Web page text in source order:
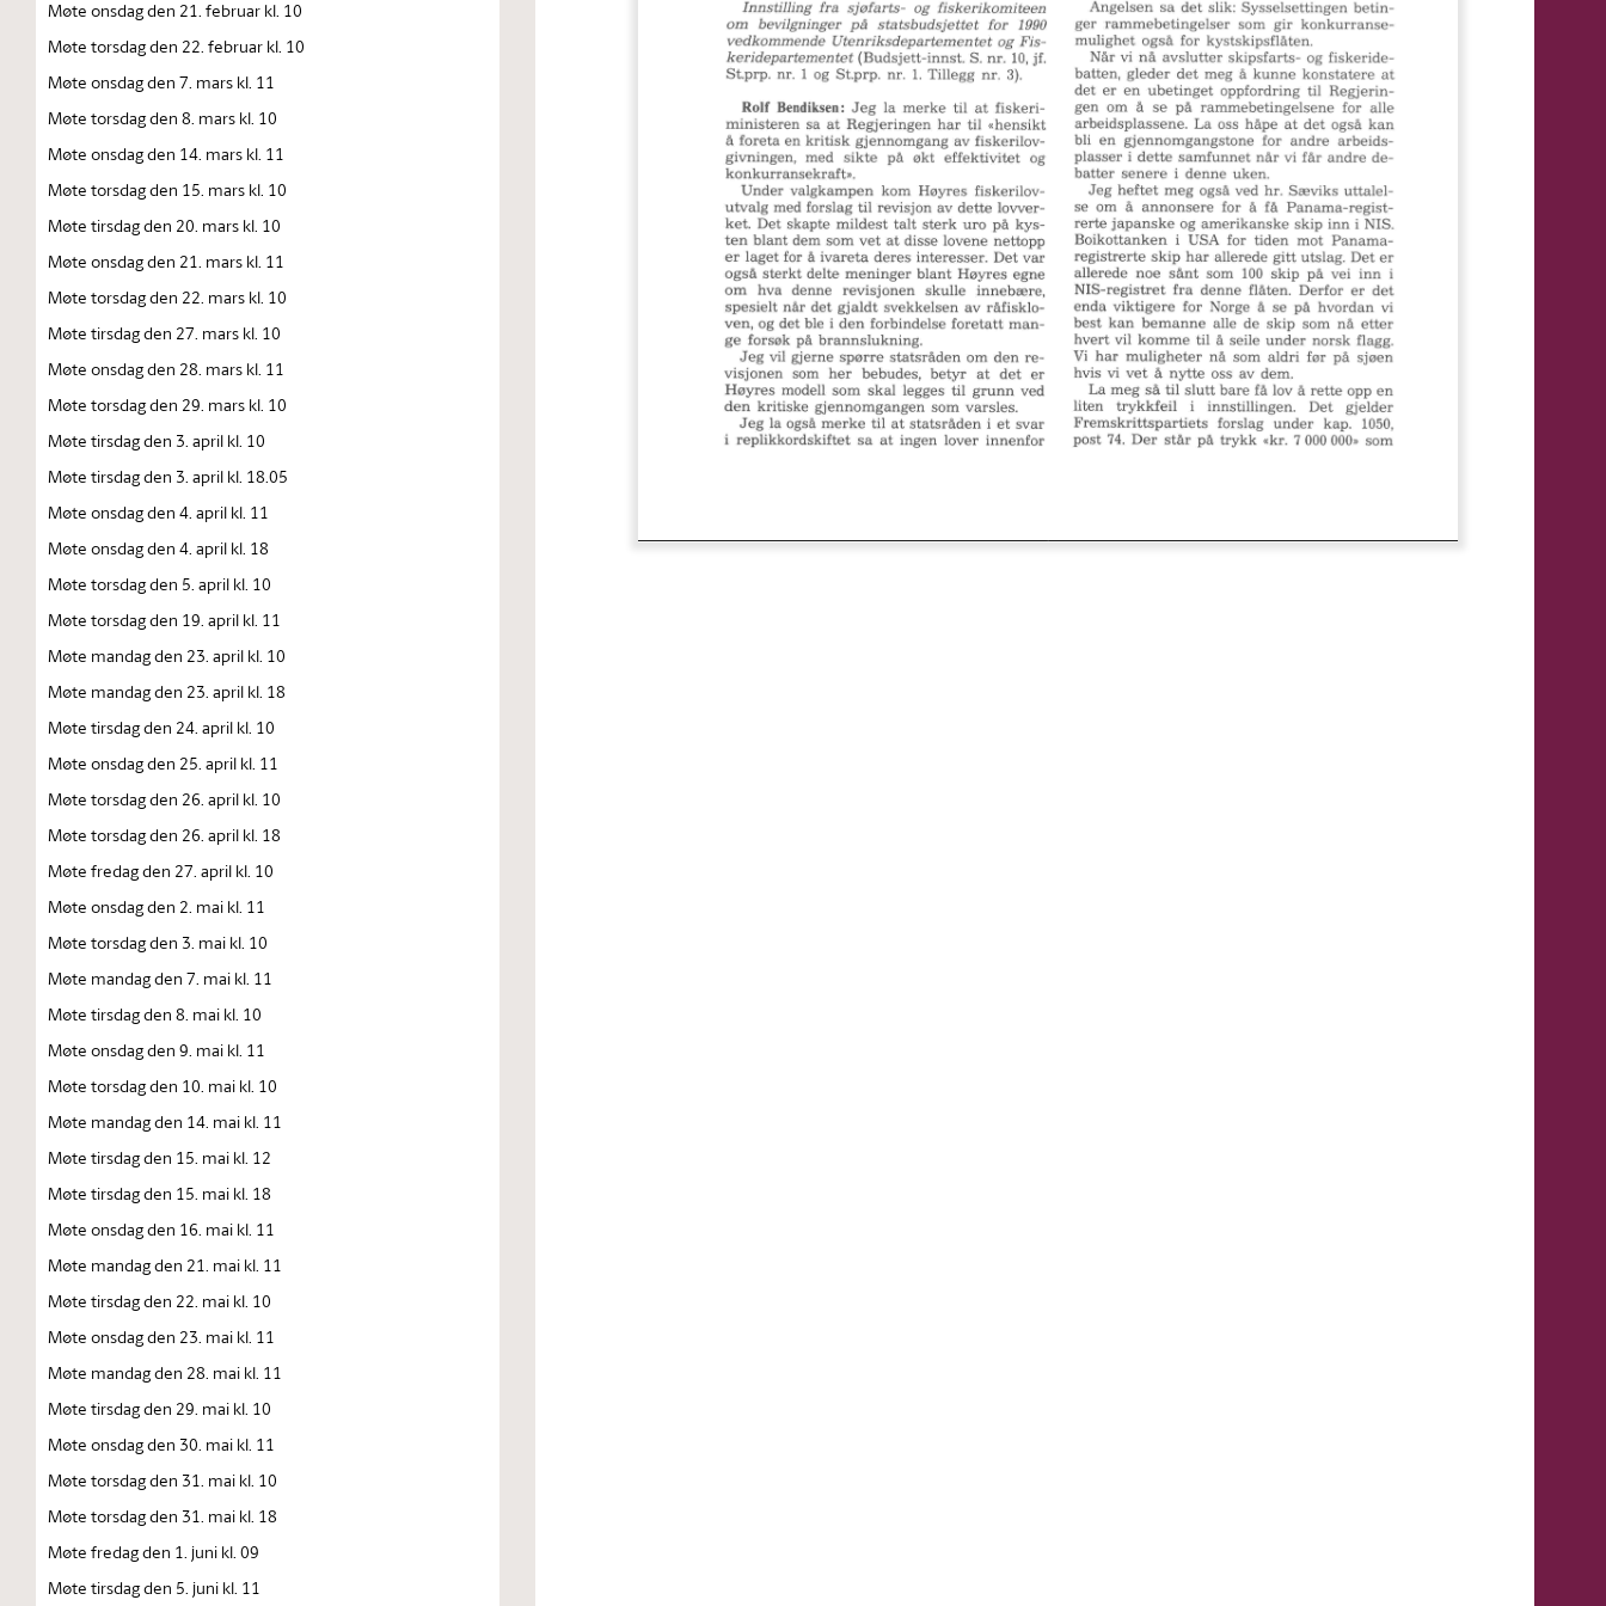
Møte onsdag den 21. februar kl. 10
Møte torsdag den 22. februar kl. 10
Møte onsdag den 7. mars kl. 11
Møte torsdag den 8. mars kl. 10
Møte onsdag den 14. mars kl. 11
Møte torsdag den 15. mars kl. 10
Møte tirsdag den 20. mars kl. 10
Møte onsdag den 21. mars kl. 11
Møte torsdag den 22. mars kl. 10
Møte tirsdag den 27. mars kl. 10
Møte onsdag den 28. mars kl. 11
Møte torsdag den 29. mars kl. 10
Møte tirsdag den 3. april kl. 10
Møte tirsdag den 3. april kl. 18.05
Møte onsdag den 4. april kl. 11
Møte onsdag den 4. april kl. 18
Møte torsdag den 5. april kl. 10
Møte torsdag den 19. april kl. 11
Møte mandag den 23. april kl. 10
Møte mandag den 23. april kl. 18
Møte tirsdag den 24. april kl. 10
Møte onsdag den 25. april kl. 11
Møte torsdag den 26. april kl. 10
Møte torsdag den 26. april kl. 18
Møte fredag den 27. april kl. 10
Møte onsdag den 2. mai kl. 11
Møte torsdag den 3. mai kl. 10
Møte mandag den 7. mai kl. 11
Møte tirsdag den 8. mai kl. 10
Møte onsdag den 9. mai kl. 11
Møte torsdag den 10. mai kl. 10
Møte mandag den 14. mai kl. 11
Møte tirsdag den 15. mai kl. 12
Møte tirsdag den 15. mai kl. 18
Møte onsdag den 16. mai kl. 11
Møte mandag den 21. mai kl. 11
Møte tirsdag den 22. mai kl. 10
Møte onsdag den 23. mai kl. 11
Møte mandag den 28. mai kl. 11
Møte tirsdag den 29. mai kl. 10
Møte onsdag den 30. mai kl. 11
Møte torsdag den 31. mai kl. 10
Møte torsdag den 31. mai kl. 18
Møte fredag den 1. juni kl. 09
Møte tirsdag den 5. juni kl. 11